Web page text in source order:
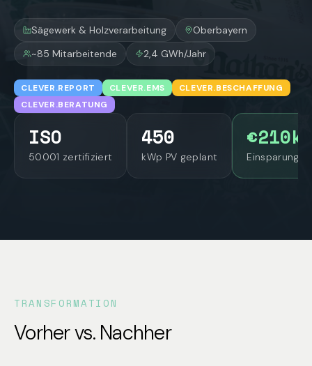
Sägewerk & Holzverarbeitung
Oberbayern
~85 Mitarbeitende
2,4 GWh/Jahr
CLEVER.REPORT CLEVER.EMS
CLEVER.BESCHAFFUNG
CLEVER.BERATUNG
ISO
50001 zertifiziert
450
kWp PV geplant
€210k
Einsparung/
TRANSFORMATION
Vorher vs. Nachher